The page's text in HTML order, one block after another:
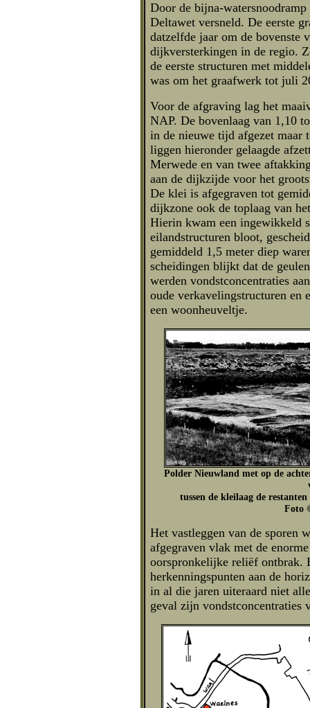
Door de bijna-
Deltawet versneld. De eerste
datzelfde jaar om de bovenste
dijkversterkingen in de regio.
de eerste structuren met
was om het graafwerk tot juli
Voor de afgraving lag het
NAP. De bovenlaag van 1,10
in de nieuwe tijd afgezet maar
liggen hieronder gelaagde
Merwede en van twee
aan de dijkzijde voor het
De klei is afgegraven tot
dijkzone ook de toplaag van
Hierin kwam een ingewikkeld
eilandstructuren bloot,
gemiddeld 1,5 meter diep
scheidingen blijkt dat de
werden vondstconcentraties
oude verkavelingstructuren en
een woonheuveltje.
Polder Nieuwland met op de
tussen de kleilaag de
Foto
Het vastleggen van de sporen
afgegraven vlak met de
oorspronkelijke reliëf ontbrak.
herkenningspunten aan de
in al die jaren uiteraard niet
geval zijn vondstconcentraties